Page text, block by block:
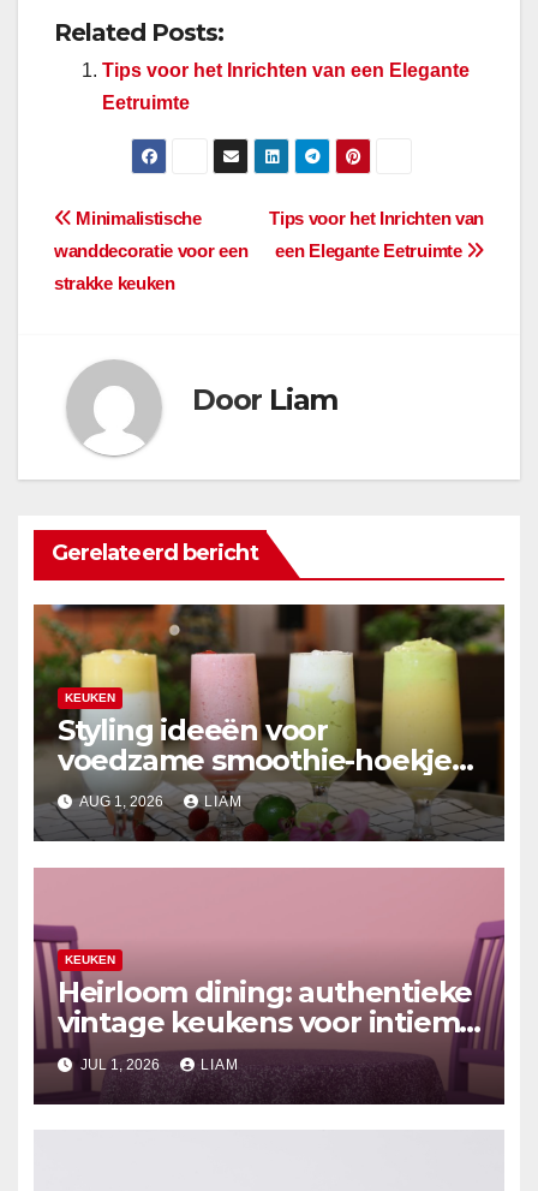
Related Posts:
Tips voor het Inrichten van een Elegante
Eetruimte
BerichtnavigatieTips voor het Inrichten van
een Elegante Eetruimte
Minimalistische
wanddecoratie voor een
strakke keuken
Door Liam
Gerelateerd bericht
KEUKEN
Styling ideeën voor
voedzame smoothie-hoekjes
in de keuken
AUG 1, 2026 LIAM
KEUKEN
Heirloom dining: authentieke
vintage keukens voor intieme
zomerontmoetingen
JUL 1, 2026 LIAM